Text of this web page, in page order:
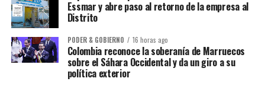
Essmar y abre paso al retorno de la empresa al
Distrito
PODER & GOBIERNO 16 horas ago
Colombia reconoce la soberanía de Marruecos
sobre el Sáhara Occidental y da un giro a su
política exterior